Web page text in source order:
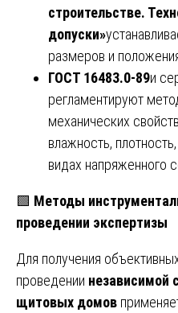
строительстве.
допуски»
размеров и
ГОСТ 16483.0-89и
регламентируют
механических
влажность,
видах напряженного
🟩 Методы
проведении экспертизы
Для получения
проведении независимой
щитовых домов